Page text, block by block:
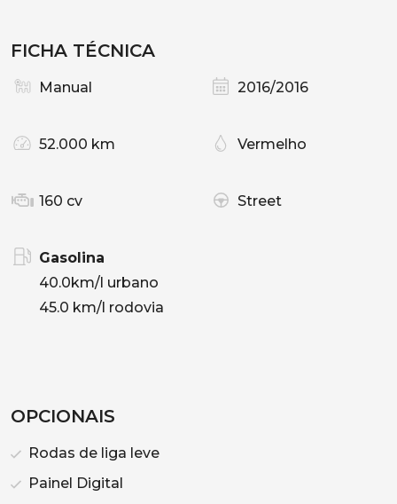
FICHA TÉCNICA
Manual 2016/2016
52.000 km Vermelho
160 cv Street
Gasolina
40.0km/l urbano
45.0 km/l rodovia
OPCIONAIS
Rodas de liga leve
Painel Digital